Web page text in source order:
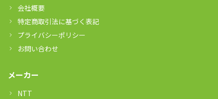
会社概要
特定商取引法に基づく表記
プライバシーポリシー
お問い合わせ
メーカー
NTT